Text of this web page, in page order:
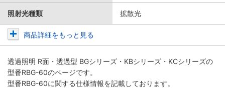
照射光種類 拡散光
商品詳細をもっと見る
透過照明 R面・透過型 BGシリーズ・KBシリーズ・KCシリーズの
型番RBG-60のページです。
型番RBG-60に関する仕様情報を記載しております。